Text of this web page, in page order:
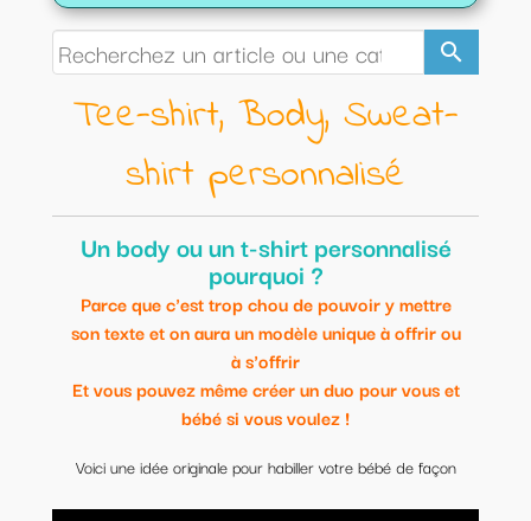
search
Tee-shirt, Body, Sweat-
shirt personnalisé
Un body ou un t-shirt personnalisé
pourquoi ?
Parce que c'est trop chou de pouvoir y mettre
son texte et on aura un modèle unique à offrir ou
à s'offrir
Et vous pouvez même créer un duo pour vous et
bébé si vous voulez !
Voici une idée originale pour habiller votre bébé de façon
Modèles uniques et personnalisables.